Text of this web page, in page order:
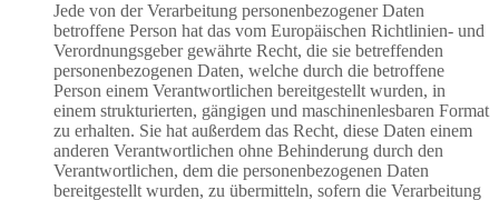
Jede von der Verarbeitung personenbezogener Daten
betroffene Person hat das vom Europäischen Richtlinien- und
Verordnungsgeber gewährte Recht, die sie betreffenden
personenbezogenen Daten, welche durch die betroffene
Person einem Verantwortlichen bereitgestellt wurden, in
einem strukturierten, gängigen und maschinenlesbaren Format
zu erhalten. Sie hat außerdem das Recht, diese Daten einem
anderen Verantwortlichen ohne Behinderung durch den
Verantwortlichen, dem die personenbezogenen Daten
bereitgestellt wurden, zu übermitteln, sofern die Verarbeitung